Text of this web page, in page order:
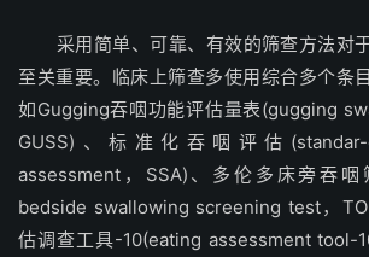
采用简单、可靠、有效的筛查方法对
至关重要。临床上筛查多使用综合多个条
如Gugging吞咽功能评估量表(gugging
GUSS)、标准化吞咽评估(standar-
assessment，SSA)、多伦多床旁吞咽
bedside swallowing screening test，
估调查工具-10(eating assessment tool-